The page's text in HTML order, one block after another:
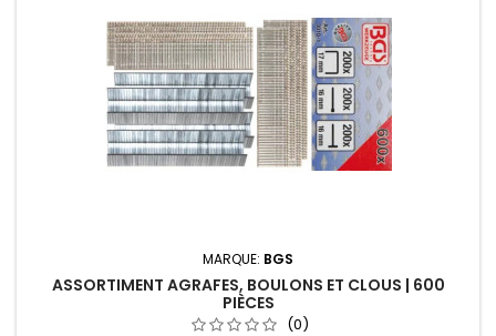
MARQUE: BGS
ASSORTIMENT AGRAFES, BOULONS ET CLOUS | 600
PIÈCES
(0)